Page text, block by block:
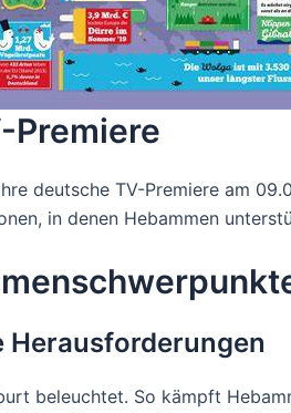
Premiere
deutsche TV-Premiere am
in denen Hebammen
Herausforderungen
beleuchtet. So kämpft